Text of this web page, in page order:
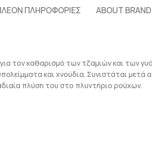
ΠΛΗΡΟΦΟΡΊΕΣ ABOUT BRAND
τον καθαρισμό των τζαμιών και των
και χνούδια. Συνιστάται
πλύση του στο πλυντήριο ρούχων.